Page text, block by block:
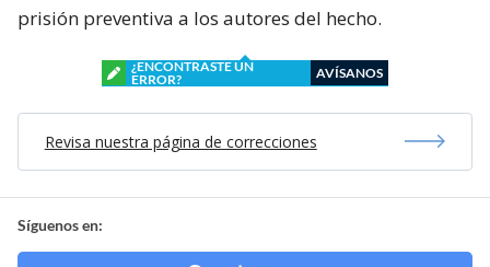
prisión preventiva a los autores del hecho.
¿ENCONTRASTE UN
ERROR?
AVÍSANOS
Revisa nuestra página de correcciones
Síguenos en: